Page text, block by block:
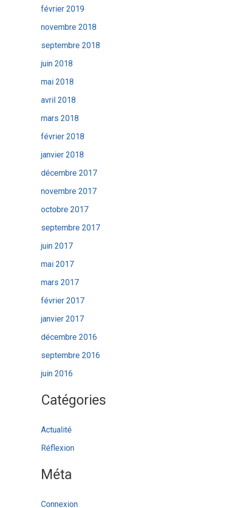
février 2019
novembre 2018
septembre 2018
juin 2018
mai 2018
avril 2018
mars 2018
février 2018
janvier 2018
décembre 2017
novembre 2017
octobre 2017
septembre 2017
juin 2017
mai 2017
mars 2017
février 2017
janvier 2017
décembre 2016
septembre 2016
juin 2016
Catégories
Actualité
Réflexion
Méta
Connexion